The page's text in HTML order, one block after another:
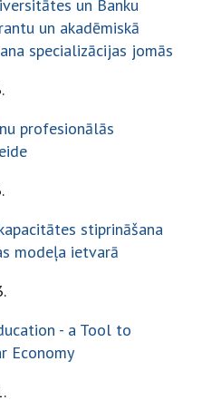
un Banku
un akadēmiskā
specializācijas jomās
profesionālās
stiprināšana
modeļa ietvarā
- a Tool to
Economy